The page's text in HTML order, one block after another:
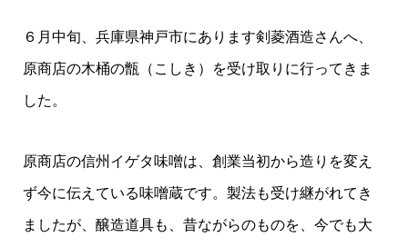
６月中旬、兵庫県神戸市にあります剣菱酒造さんへ、
原商店の木桶の甑（こしき）を受け取りに行ってきま
した。
原商店の信州イゲタ味噌は、創業当初から造りを変え
ず今に伝えている味噌蔵です。製法も受け継がれてき
ましたが、醸造道具も、昔ながらのものを、今でも大